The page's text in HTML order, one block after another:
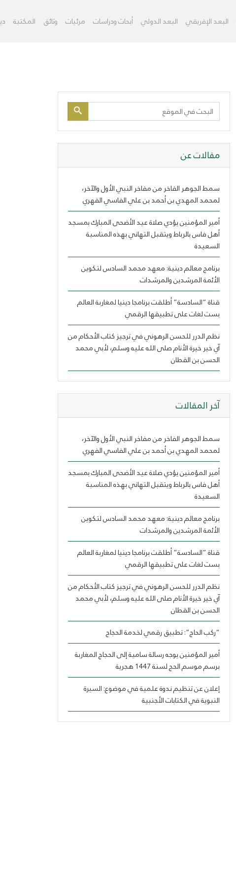
اﻟﺒﻌﺪ اﻹﻓﺭﻳﻘﻲ اﻟﺒﻌﺪ اﻟﺪﻭﻟﻲ أبحاث ودراسات مرئيات ﻭﺛﺎﺋﻖ اﻟﻤﻜﺘﺒﺔ
مقالات عن
سمط الجوهر الفاخر من مفاخر النبي الأول والآخر،
لمحمد المهدي بن أحمد بن علي الفاسي الفهري
أمير المؤمنين يؤدي صلاة عيد الأضحى المبارك بمسجد
أهل فاس بالرباط ويتقبل التهاني بهذه المناسبة
السعيدة
برنامج معالم دينية: معهد محمد السادس لتكوين
الأئمة المرشدين والمرشدات
قناة “السادسة” أطلقت برنامجا دينيا لمغاربة العالم
بست لغات على تطبيقها الرقمي
نظم الدرر للحسن الرهوني في ترجيز كتاب الأحكام من
آي خير خيرة الأنام صلى الله عليه وسلم، لأبي محمد
الحسن بن القطان
ﺁﺧﺮ اﻟﻤﻘﺎﻻﺕ
سمط الجوهر الفاخر من مفاخر النبي الأول والآخر،
لمحمد المهدي بن أحمد بن علي الفاسي الفهري
أمير المؤمنين يؤدي صلاة عيد الأضحى المبارك بمسجد
أهل فاس بالرباط ويتقبل التهاني بهذه المناسبة
السعيدة
برنامج معالم دينية: معهد محمد السادس لتكوين
الأئمة المرشدين والمرشدات
قناة “السادسة” أطلقت برنامجا دينيا لمغاربة العالم
بست لغات على تطبيقها الرقمي
نظم الدرر للحسن الرهوني في ترجيز كتاب الأحكام من
آي خير خيرة الأنام صلى الله عليه وسلم، لأبي محمد
الحسن بن القطان
“ركب الحاج”: تطبيق رقمي لخدمة الحجاج
أمير المؤمنين يوجه رسالة سامية إلى الحجاج المغاربة
برسم موسم الحج لسنة 1447 هجرية
إعلان عن تنظيم ندوة علمية في موضوع: السيرة
النبوية في الكتابات الأجنبية